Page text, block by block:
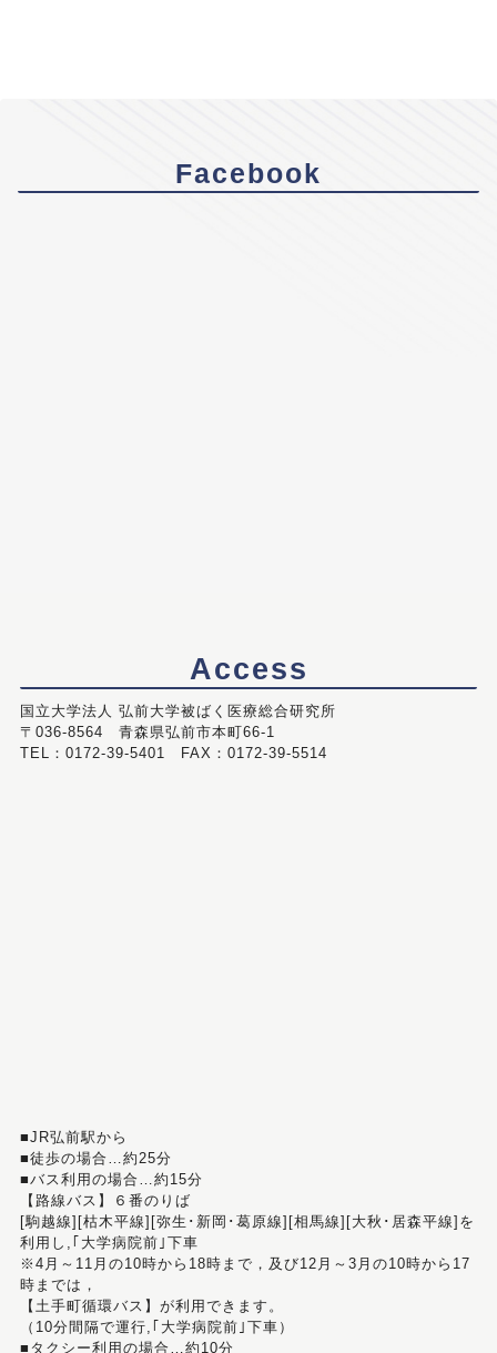
Facebook
Access
国立大学法人 弘前大学被ばく医療総合研究所
〒036-8564 青森県弘前市本町66-1
TEL：0172-39-5401 FAX：0172-39-5514
■JR弘前駅から
■徒歩の場合…約25分
■バス利用の場合…約15分
【路線バス】６番のりば
[駒越線][枯木平線][弥生･新岡･葛原線][相馬線][大秋･居森平線]を
利用し,｢大学病院前｣下車
※4月～11月の10時から18時まで，及び12月～3月の10時から17
時までは，
【土手町循環バス】が利用できます。
（10分間隔で運行,｢大学病院前｣下車）
■タクシー利用の場合…約10分